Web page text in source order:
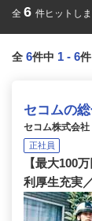
全 6 件ヒットし
全 6件中 1 - 6
セコムの
セコム株式会社
正社員
【最大100
利厚生充実